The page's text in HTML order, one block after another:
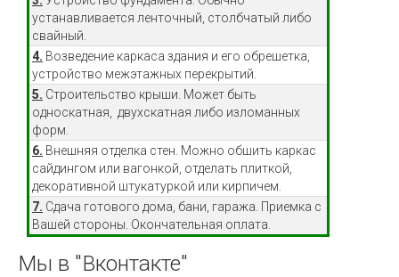
устанавливается ленточный, столбчатый либо
свайный.
4. Возведение каркаса здания и его обрешетка,
устройство межэтажных перекрытий.
5. Строительство крыши. Может быть
односкатная, двухскатная либо изломанных
форм.
6. Внешняя отделка стен. Можно обшить каркас
сайдингом или вагонкой, отделать плиткой,
декоративной штукатуркой или кирпичем.
7. Сдача готового дома, бани, гаража. Приемка с
Вашей стороны. Окончательная оплата.
Мы в "Вконтакте"